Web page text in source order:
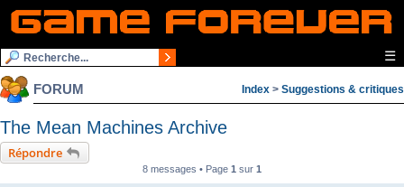
☰
FORUM Index > Suggestions & critiques
The Mean Machines Archive
Répondre
8 messages • Page 1 sur 1